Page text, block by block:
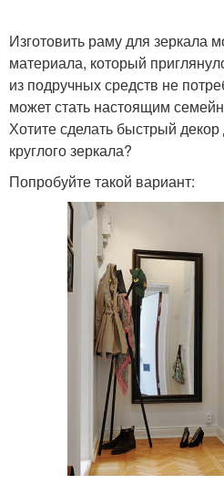
Изготовить раму для зеркала
материала, который
из подручных средств не
может стать настоящим
Хотите сделать быстрый
круглого зеркала?
Попробуйте такой вариант: